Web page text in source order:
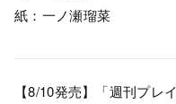
紙：一ノ瀬瑠菜
【8/10発売】「週刊プレ